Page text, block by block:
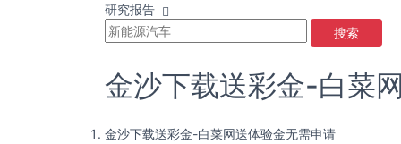
研究报告
搜索
金沙下载送彩金-白菜
金沙下载送彩金-白菜网送体验金无需申请